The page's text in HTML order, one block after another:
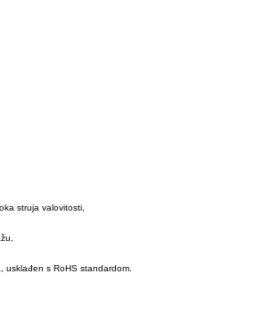
struja valovitosti,
usklađen s RoHS standardom.